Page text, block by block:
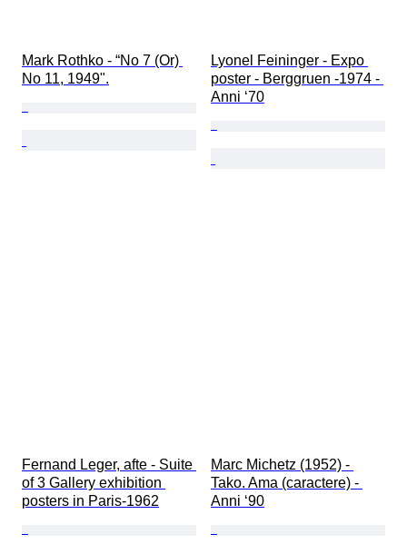
Mark Rothko - “No 7 (Or)
No 11, 1949".
Lyonel Feininger - Expo
poster - Berggruen -1974 -
Anni ‘70
Fernand Leger, afte - Suite
of 3 Gallery exhibition
posters in Paris-1962
Marc Michetz (1952) -
Tako. Ama (caractere) -
Anni ‘90